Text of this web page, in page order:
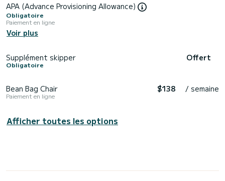
APA (Advance Provisioning Allowance)
Obligatoire
Paiement en ligne
Voir plus
Supplément skipper
Obligatoire
Offert
Bean Bag Chair
Paiement en ligne
$138 / semaine
Afficher toutes les options